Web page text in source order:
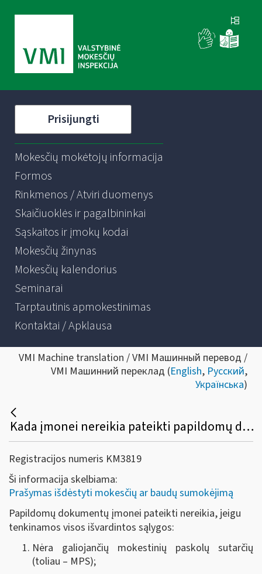
Prisijungti
Mokesčių mokėtojų informacija
Formos
Rinkmenos / Atviri duomenys
Skaičiuoklės ir pagalbininkai
Sąskaitos ir įmokų kodai
Mokesčių žinynas
Mokesčių kalendorius
Seminarai
Tarptautinis apmokestinimas
Kontaktai / Apklausa
VMI Machine translation / VMI Машинный перевод /
VMI Машинний переклад (English, Русский,
Українська)
Kada įmonei nereikia pateikti papildomų dokumentų, teikiant prašymą dėl mokesčių (pridėtinės vertės, pelno ar kt.) mokėjimo išdėstymo dalimis?
Registracijos numeris KM3819
Ši informacija skelbiama:
Prašymas išdėstyti mokesčių ar baudų sumokėjimą
Papildomų dokumentų įmonei pateikti nereikia, jeigu
tenkinamos visos išvardintos sąlygos:
Nėra galiojančių mokestinių paskolų sutarčių
(toliau – MPS);